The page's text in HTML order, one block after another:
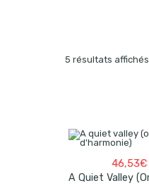
5 résultats affichés
46,53€